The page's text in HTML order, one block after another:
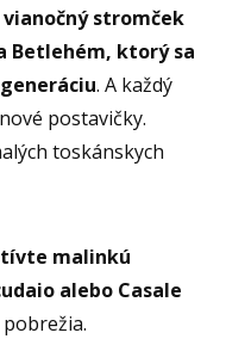
vianočný stromček
Betlehém, ktorý sa
. A každý
postavičky.
toskánskych
malinkú
alebo Casale